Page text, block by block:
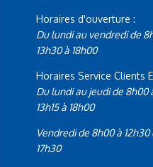
Horaires d'ouverture :
Du lundi au vendredi de
13h30 à 18h00
Horaires Service Clients
Du lundi au jeudi de 8h00
13h15 à 18h00
Vendredi de 8h00 à 12h30
17h30